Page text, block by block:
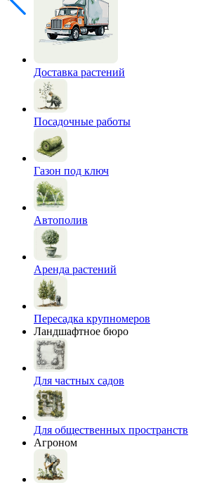
Доставка растений
Посадочные работы
Газон под ключ
Автополив
Аренда растений
Пересадка крупномеров
Ландшафтное бюро
Для частных садов
Для общественных пространств
Агроном